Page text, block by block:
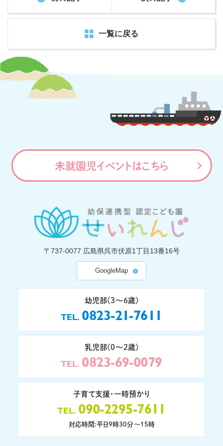
一覧に戻る
未就園児イベントはこちら
〒737-0077 広島県呉市伏原1丁目13番16号
GoogleMap
幼児部(3〜6歳)
TEL 0823-21-7611
乳児部(0〜2歳)
TEL 0823-69-0079
子育て支援・一時預かり
TEL 090-2295-7611
対応時間:平日9時30分〜15時